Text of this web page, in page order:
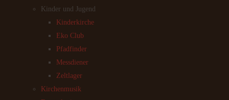
Kinder und Jugend
Kinderkirche
Eko Club
Pfadfinder
Messdiener
Zeltlager
Kirchenmusik